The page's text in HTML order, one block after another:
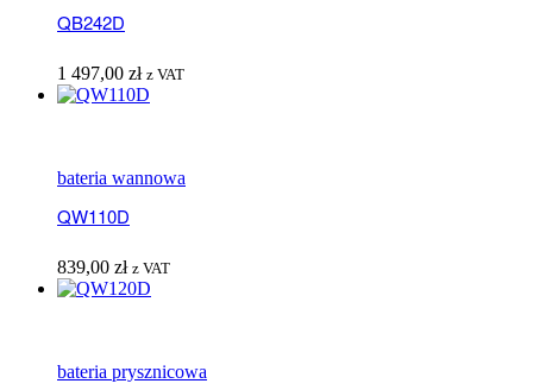
QB242D
1 497,00 zł z VAT
bateria wannowa
QW110D
839,00 zł z VAT
bateria prysznicowa